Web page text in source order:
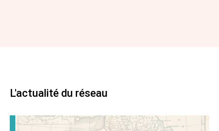
L'actualité du réseau